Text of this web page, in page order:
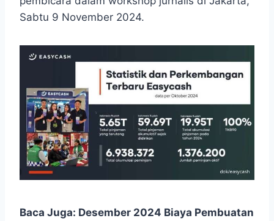
Sabtu 9 November 2024.
Baca Juga: Desember 2024 Biaya Pembuatan